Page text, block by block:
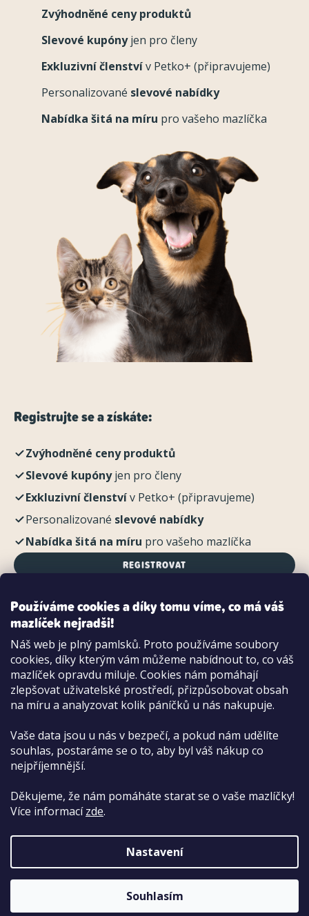
Používáme cookies a díky tomu víme, co má váš
mazlíček nejradši!
Náš web je plný pamlsků. Proto používáme soubory
cookies, díky kterým vám můžeme nabídnout to, co váš
mazlíček opravdu miluje. Cookies nám pomáhají
zlepšovat uživatelské prostředí, přizpůsobovat obsah
na míru a analyzovat kolik páníčků u nás nakupuje.
Vaše data jsou u nás v bezpečí, a pokud nám udělíte
souhlas, postaráme se o to, aby byl váš nákup co
nejpříjemnější.
Děkujeme, že nám pomáháte starat se o vaše mazlíčky!
Více informacízde.
Nastavení
Souhlasím
Zvýhodněné ceny produktů
Slevové kupónyjen pro členy
Exkluzivní členstvív Petko+ (připravujeme)
Personalizované slevové nabídky
Nabídka šitá na míru pro vašeho mazlíčka
Registrujte se a získáte:
Zvýhodněné ceny produktů
Slevové kupónyjen pro členy
Exkluzivní členstvív Petko+ (připravujeme)
Personalizované slevové nabídky
Nabídka šitá na míru pro vašeho mazlíčka
REGISTROVAT
Možnosti platby:
Dobírkou
Hotově i kartou na pobočce